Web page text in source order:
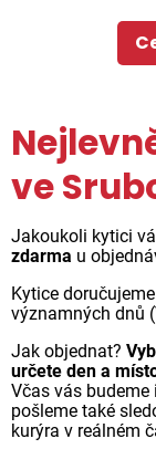
ve
Jakoukoli kytici
zdarma u
Kytice
významných dnů
Jak objednat?
určete den a
Včas vás
pošleme také
kurýra v reálném